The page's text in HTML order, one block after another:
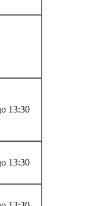
13:30
13:30